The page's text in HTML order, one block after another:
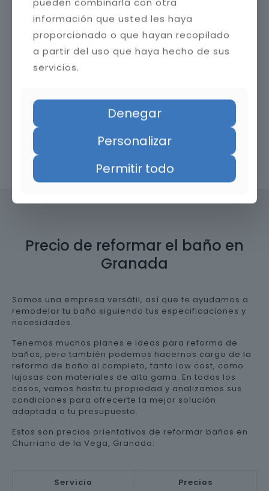
Contacta con nosotros
Precio de reformar el baño en
Granada
Somos una empresa versátil, así que te ayudamos a
remodelar tu baño siguiendo tus especificaciones y
necesidades.
Tenemos muchos planes e ideas para reforma de
baños, pero también podemos hacernos cargo de la
reforma de baño al completo, tanto low cost, como
lujosas con materiales de alta gama. En todos los
casos, vamos hasta tu propiedad y analizamos sus
condiciones para ofrecerte la mejor solución
adaptada a tu presupuesto.
Estos son precios orientativos de reformar baños en
Churriana de la Vega, Granada:
Servicio Precios
información que usted les haya
proporcionado o que hayan recopilado
a partir del uso que haya hecho de sus
servicios.
Denegar
Personalizar
Permitir todo